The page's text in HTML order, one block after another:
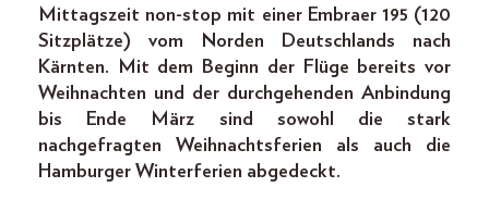
Mittagszeit non-stop mit einer Embraer 195 (120
Sitzplätze) vom Norden Deutschlands nach
Kärnten. Mit dem Beginn der Flüge bereits vor
Weihnachten und der durchgehenden Anbindung
bis Ende März sind sowohl die stark
nachgefragten Weihnachtsferien als auch die
Hamburger Winterferien abgedeckt.